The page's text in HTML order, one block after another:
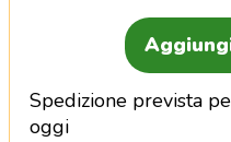
Spedizione prevista
oggi